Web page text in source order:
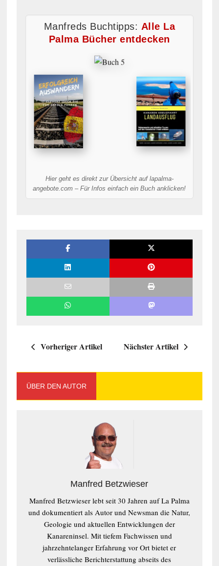
Manfreds Buchtipps: Alle La
Palma Bücher entdecken
Hier geht es direkt zur Übersicht auf lapalma-
angebote.com – Für Infos einfach ein Buch anklicken!
Vorheriger Artikel Nächster Artikel
ÜBER DEN AUTOR
Manfred Betzwieser
Manfred Betzwieser lebt seit 30 Jahren auf La Palma
und dokumentiert als Autor und Newsman die Natur,
Geologie und aktuellen Entwicklungen der
Kanareninsel. Mit tiefem Fachwissen und
jahrzehntelanger Erfahrung vor Ort bietet er
verlässliche Berichterstattung abseits des